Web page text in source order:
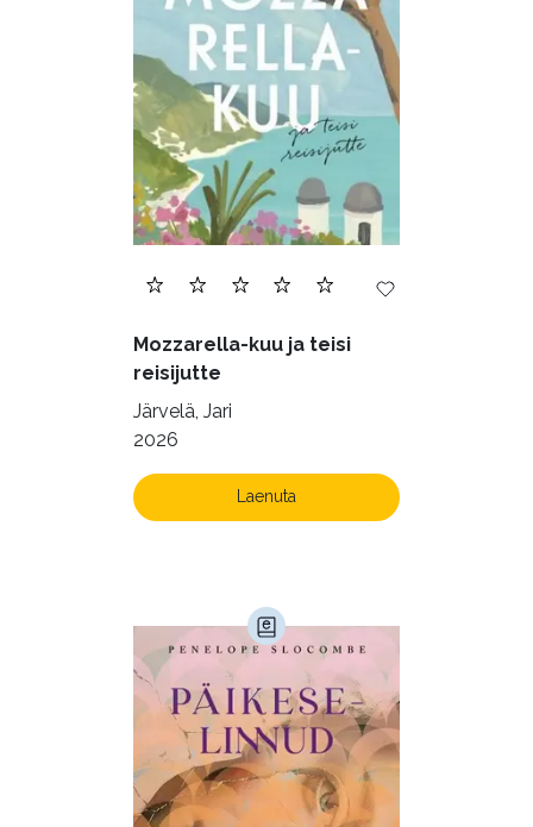
Mozzarella-kuu ja teisi
reisijutte
Järvelä, Jari
2026
Laenuta